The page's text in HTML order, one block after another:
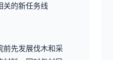
关的新任务线
前先发展伐木和采